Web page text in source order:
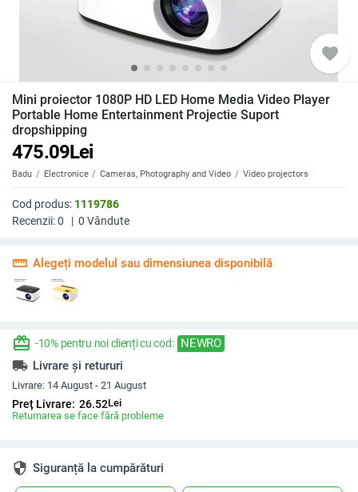
favorite
Mini proiector 1080P HD LED Home Media Video Player
Portable Home Entertainment Projectie Suport
dropshipping
475.09Lei
Badu Electronice Cameras, Photography and Video Video projectors
Cod produs: 1119786
Recenzii:0 | 0 Vândute
straighten Alegeți modelul sau dimensiunea disponibilă
redeem -10% pentru noi clienți cu cod: NEWRO
local_shipping Livrare și retururi
Livrare: 14 August - 21 August
Preț Livrare: 26.52Lei
Returnarea se face fără probleme
security Siguranță la cumpărături